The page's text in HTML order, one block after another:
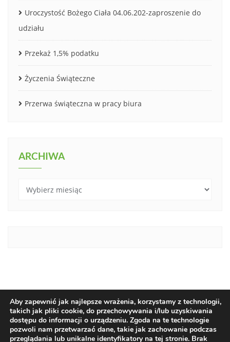
Uroczystość Bożego Ciała 04.06.202-zaproszenie do
udziału
Przekaż 1,5% podatku
Życzenia Świąteczne
Przerwa świąteczna w pracy biura
ARCHIWA
Archiwa
STRONA GŁÓWNA O CECHU Aktualności
Aby zapewnić jak najlepsze wrażenia, korzystamy z technologii,
takich jak pliki cookie, do przechowywania i/lub uzyskiwania
dostępu do informacji o urządzeniu. Zgoda na te technologie
pozwoli nam przetwarzać dane, takie jak zachowanie podczas
przeglądania lub unikalne identyfikatory na tej stronie. Brak